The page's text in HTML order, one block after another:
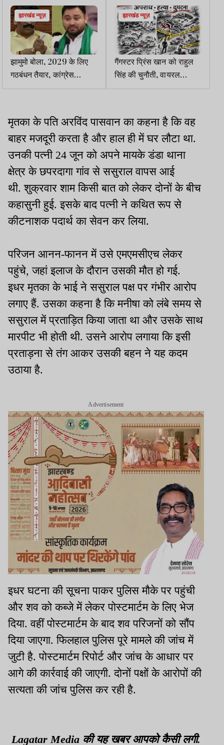
झारखंड न्यूज़
झामुमो बोला, 2029 के लिए
गठबंधन तैयार, कांग्रेस
राज्यसभा की हार भूलने को
गयी, बात गयी
झारखंड न्यूज़
गैंगस्टर प्रिंस खान को राहुल
सिंह की चुनौती, वायरल
ऑडियो में गोपी को मारने की दी
मृतका के पति अरविंद पासवान का कहना है कि वह
बाहर मजदूरी करता है और हाल ही में घर लौटा था.
उनकी पत्नी 24 जून को अपने मायके डंडा थाना
क्षेत्र के छपरदागा गांव से ससुराल वापस आई
थी. शुक्रवार शाम किसी बात को लेकर दोनों के बीच
कहासुनी हुई. इसके बाद पत्नी ने कथित रूप से
कीटनाशक पदार्थ का सेवन कर लिया.
परिजन आनन-फानन में उसे एमएमसीएच लेकर
पहुंचे, जहां इलाज के दौरान उसकी मौत हो गई.
इधर मृतका के भाई ने ससुराल पक्ष पर गंभीर आरोप
लगाए हैं. उसका कहना है कि मनीषा को लंबे समय से
ससुराल में प्रताड़ित किया जाता था और उसके साथ
मारपीट भी होती थी. उसने आरोप लगाया कि इसी
प्रताड़ना से तंग आकर उसकी बहन ने यह कदम
उठाया है.
Advertisement
इधर घटना की सूचना पाकर पुलिस मौके पर पहुंची
और शव को कब्जे में लेकर पोस्टमार्टम के लिए भेज
दिया. वहीं पोस्टमार्टम के बाद शव परिजनों को सौंप
दिया जाएगा. फिलहाल पुलिस पूरे मामले की जांच में
जुटी है. पोस्टमार्टम रिपोर्ट और जांच के आधार पर
आगे की कार्रवाई की जाएगी. दोनों पक्षों के आरोपों की
सत्यता की जांच पुलिस कर रही है.
Lagatar Media की यह खबर आपको कैसी लगी.